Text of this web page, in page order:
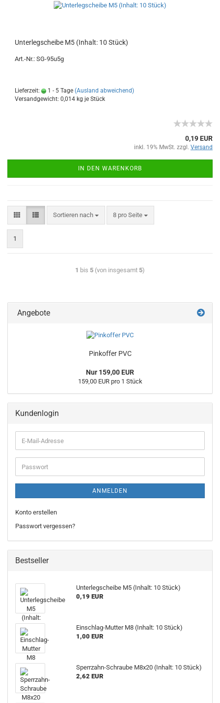
Unterlegscheibe M5 (Inhalt: 10 Stück)
Art.-Nr.: SG-95u5g
Lieferzeit: 1 - 5 Tage (Ausland abweichend)
Versandgewicht: 0,014 kg je Stück
0,19 EUR
inkl. 19% MwSt. zzgl. Versand
IN DEN WARENKORB
Sortieren nach 8 pro Seite
1
1 bis 5 (von insgesamt 5)
Angebote
Pinkoffer PVC
Nur 159,00 EUR
159,00 EUR pro 1 Stück
Kundenlogin
ANMELDEN
Konto erstellen
Passwort vergessen?
Bestseller
Unterlegscheibe M5 (Inhalt: 10 Stück)
0,19 EUR
Einschlag-Mutter M8 (Inhalt: 10 Stück)
1,00 EUR
Sperrzahn-Schraube M8x20 (Inhalt: 10 Stück)
2,62 EUR